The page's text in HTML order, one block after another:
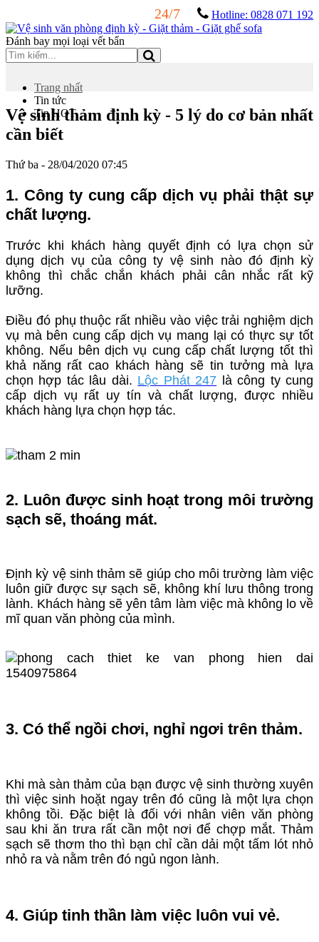
24/7 Hotline: 0828 071 192
Đánh bay mọi loại vết bẩn
Trang nhất
Tin tức
Tin HOT
Vệ sinh thảm định kỳ - 5 lý do cơ bản nhất
cần biết
Thứ ba - 28/04/2020 07:45
1. Công ty cung cấp dịch vụ phải thật sự
chất lượng.
Trước khi khách hàng quyết định có lựa chọn sử
dụng dịch vụ của công ty vệ sinh nào đó định kỳ
không thì chắc chắn khách phải cân nhắc rất kỹ
lưỡng.
Điều đó phụ thuộc rất nhiều vào việc trải nghiệm dịch
vụ mà bên cung cấp dịch vụ mang lại có thực sự tốt
không. Nếu bên dịch vụ cung cấp chất lượng tốt thì
khả năng rất cao khách hàng sẽ tin tưởng mà lựa
chọn hợp tác lâu dài. Lộc Phát 247 là công ty cung
cấp dịch vụ rất uy tín và chất lượng, được nhiều
khách hàng lựa chọn hợp tác.
2. Luôn được sinh hoạt trong môi trường
sạch sẽ, thoáng mát.
Định kỳ vệ sinh thảm sẽ giúp cho môi trường làm việc
luôn giữ được sự sạch sẽ, không khí lưu thông trong
lành. Khách hàng sẽ yên tâm làm việc mà không lo về
mĩ quan văn phòng của mình.
3. Có thể ngồi chơi, nghỉ ngơi trên thảm.
Khi mà sàn thảm của bạn được vệ sinh thường xuyên
thì việc sinh hoặt ngay trên đó cũng là một lựa chọn
không tồi. Đặc biệt là đối với nhân viên văn phòng
sau khi ăn trưa rất cần một nơi để chợp mắt. Thảm
sạch sẽ thơm tho thì bạn chỉ cần dải một tấm lót nhỏ
nhỏ ra và nằm trên đó ngủ ngon lành.
4. Giúp tinh thần làm việc luôn vui vẻ.